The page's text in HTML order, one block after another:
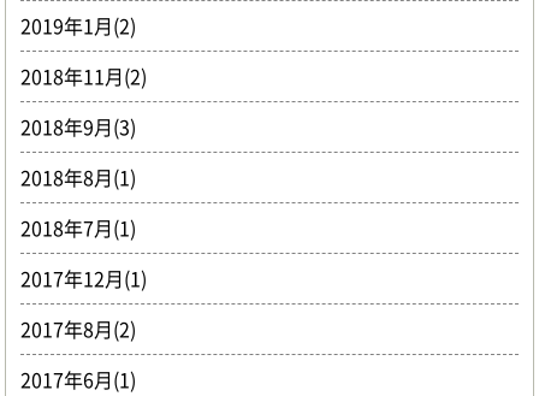
2019年1月(2)
2018年11月(2)
2018年9月(3)
2018年8月(1)
2018年7月(1)
2017年12月(1)
2017年8月(2)
2017年6月(1)